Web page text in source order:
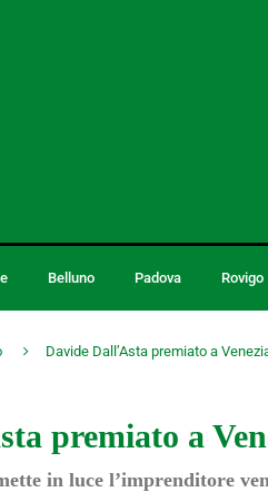
Belluno Padova Rovigo
Davide Dall’Asta premiato a
premiato a
in luce l’imprenditore